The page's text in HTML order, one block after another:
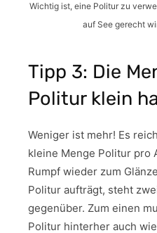
Wichtig ist, eine Politur zu
auf See gerecht
Tipp 3: Die
Politur klein
Weniger ist mehr! Es
kleine Menge Politur pro
Rumpf wieder zum
Politur aufträgt, steht
gegenüber. Zum einen
Politur hinterher auch